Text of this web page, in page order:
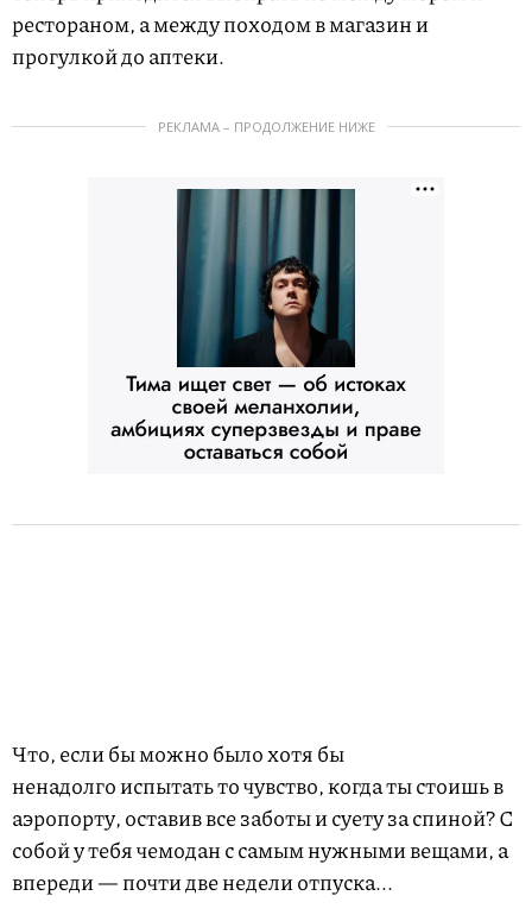
рестораном, а между походом в магазин и
прогулкой до аптеки.
РЕКЛАМА – ПРОДОЛЖЕНИЕ НИЖЕ
Что, если бы можно было хотя бы
ненадолго испытать то чувство, когда ты стоишь в
аэропорту, оставив все заботы и суету за спиной? С
собой у тебя чемодан с самым нужными вещами, а
впереди — почти две недели отпуска...